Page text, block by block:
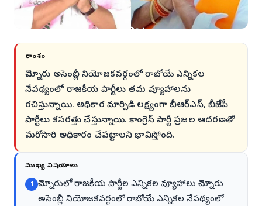
సారాంశం
చెన్నూరు అసెంబ్లీ నియోజకవర్గంలో రాబోయే ఎన్నికల
నేపథ్యంలో రాజకీయ పార్టీలు తమ వ్యూహాలను
రచిస్తున్నాయి. అధికార మార్పిడి లక్ష్యంగా బీఆర్ఎస్, బీజేపీ
పార్టీలు కసరత్తు చేస్తున్నాయి. కాంగ్రెస్ పార్టీ ప్రజల ఆదరణతో
మరోసారి అధికారం చేపట్టాలని భావిస్తోంది.
ముఖ్య విషయాలు
1
చెన్నూరులో రాజకీయ పార్టీల ఎన్నికల వ్యూహాలు చెన్నూరు
అసెంబ్లీ నియోజకవర్గంలో రాబోయే ఎన్నికల నేపథ్యంలో